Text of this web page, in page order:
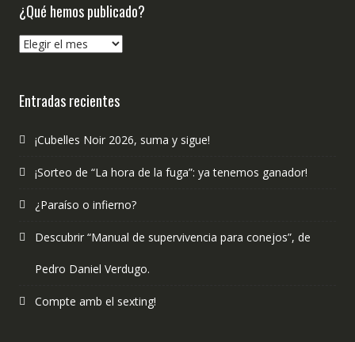
¿Qué hemos publicado?
¿Qué
Entradas recientes
¡Cubelles Noir 2026, suma y sigue!
¡Sorteo de “La hora de la fuga”: ya tenemos ganador!
¿Paraíso o infierno?
Descubrir “Manual de supervivencia para conejos”, de
Pedro Daniel Verdugo.
Compte amb el sexting!